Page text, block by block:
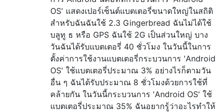
OS' แสดงเปอร์เซ็นต์แบตเตอรี่ขนาดใหญ่ในสถิติ
สำหรับฉันฉันใช้ 2.3 Gingerbread ฉันไม่ได้ใช้
บลูทู ธ หรือ GPS ฉันใช้ 2G เป็นส่วนใหญ่ บาง
วันฉันได้รับแบตเตอรี่ 40 ชั่วโมง ในวันนี้ในการ
ตั้งค่าการใช้งานแบตเตอรี่กระบวนการ 'Android
OS' ใช้แบตเตอรี่ประมาณ 3% อย่างไรก็ตามวัน
อื่น ๆ ฉันได้รับประมาณ 8 ชั่วโมงด้วยการใช้ที่
คล้ายกัน ในวันนี้กระบวนการ 'Android OS' ใช้
แบตเตอรี่ประมาณ 35% ฉันอยากรู้ว่าอะไรทำให้